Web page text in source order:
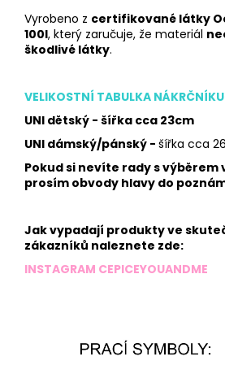
Vyrobeno z certifikované látky
100I, který zaručuje, že materiál
škodlivé látky.
VELIKOSTNÍ TABULKA
UNI dětský - šířka cca 23cm
UNI dámský/pánský - šířka cca
Pokud si nevíte rady s výběrem
prosím obvody hlavy do
Jak vypadají produkty ve
zákazníků naleznete zde:
INSTAGRAM CEPICEYOUANDME